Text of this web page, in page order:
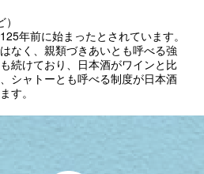
年前に始まったとされています。
なく、親類づきあいとも呼べる強
続けており、日本酒がワインと比
シャトーとも呼べる制度が日本酒
す。